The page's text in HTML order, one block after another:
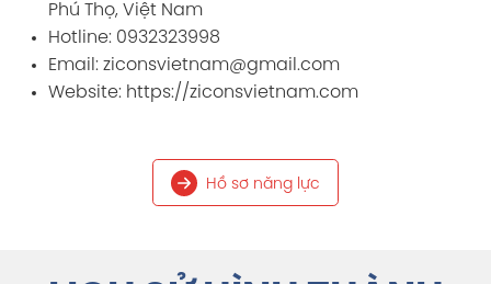
Phú Thọ, Việt Nam
Hotline: 0932323998
Email: ziconsvietnam@gmail.com
Website: https://ziconsvietnam.com
Hồ sơ năng lực